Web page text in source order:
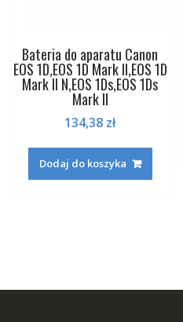
Bateria do aparatu Canon
EOS 1D,EOS 1D Mark II,EOS 1D
Mark II N,EOS 1Ds,EOS 1Ds
Mark II
134,38 zł
Dodaj do koszyka